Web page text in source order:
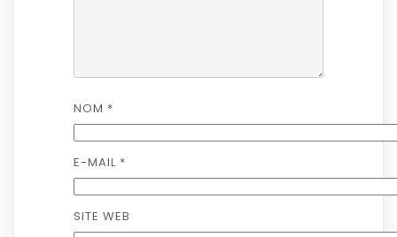
NOM *
E-MAIL *
SITE WEB